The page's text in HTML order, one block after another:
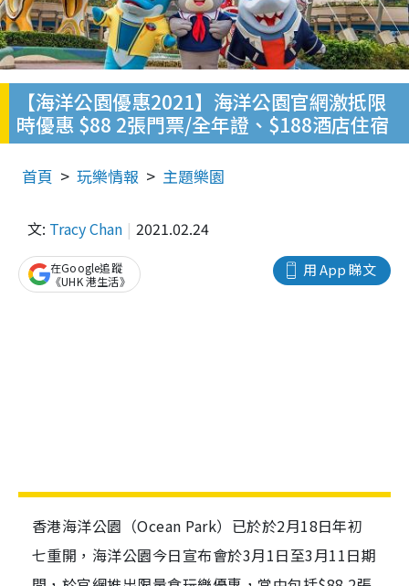
【海洋公園優惠2021】海洋公園官網激抵限
時優惠 $88 2張門票/全年證、$188酒店住宿
首頁 玩樂情報 主題樂園
文: Tracy Chan 2021.02.24
用 App 睇文
在Google追蹤
《UHK 港生活》
香港海洋公園（Ocean Park）已於於2月18日年初
七重開，海洋公園今日宣布會於3月1日至3月11日期